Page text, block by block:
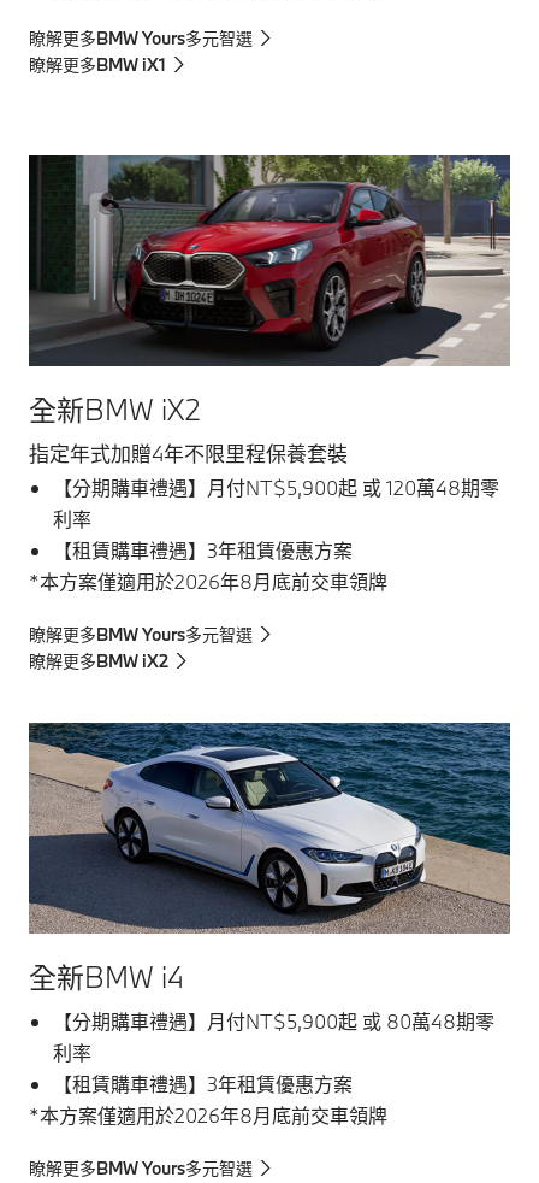
瞭解更多BMW Yours多元智選
瞭解更多BMW iX1
全新BMW iX2
指定年式加贈4年不限里程保養套裝
【分期購車禮遇】月付NT$5,900起 或 120萬48期零
利率
【租賃購車禮遇】3年租賃優惠方案
*本方案僅適用於2026年8月底前交車領牌
瞭解更多BMW Yours多元智選
瞭解更多BMW iX2
全新BMW i4
【分期購車禮遇】月付NT$5,900起 或 80萬48期零
利率
【租賃購車禮遇】3年租賃優惠方案
*本方案僅適用於2026年8月底前交車領牌
瞭解更多BMW Yours多元智選